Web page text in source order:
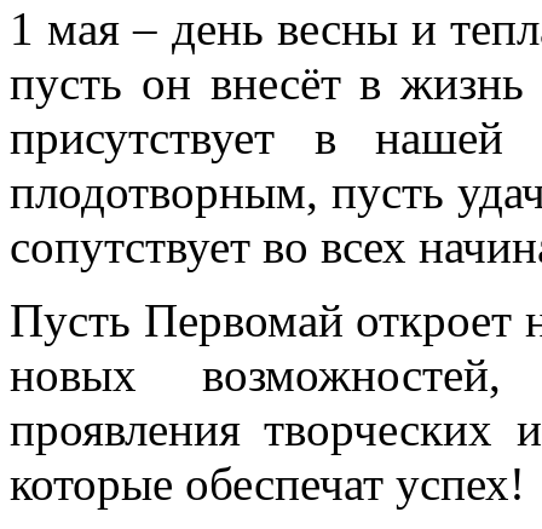
1 мая – день весны и
пусть он внесёт в жизнь
присутствует в
плодотворным, пусть
сопутствует во всех
Пусть Первомай откроет
новых
проявления творческих
которые обеспечат успех!